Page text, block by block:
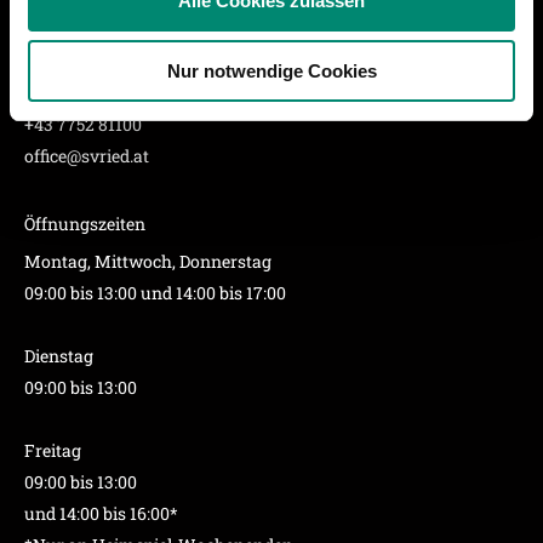
Partner führen diese Informationen möglicherweise mit
weiteren Daten zusammen, die Sie ihnen bereitgestellt
haben oder die sie im Rahmen Ihrer Nutzung der Dienste
gesammelt haben.
Empfänger entnehmen Sie unserer
Nur notwendige Cookies
SV Ried
A-4910 Ried im Innkreis
+43 7752 81100
office@svried.at
Öffnungszeiten
Montag, Mittwoch, Donnerstag
09:00 bis 13:00 und 14:00 bis 17:00
Dienstag
09:00 bis 13:00
Freitag
09:00 bis 13:00
und 14:00 bis 16:00*